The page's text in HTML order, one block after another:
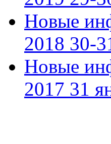
Новые
2018 30-
Новые
2017 31